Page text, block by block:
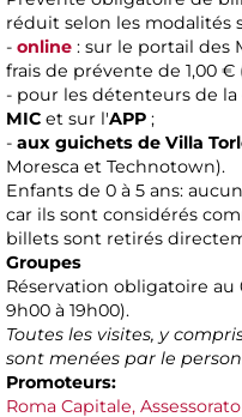
réduit selon les modalités
- online : sur le portail des
frais de prévente de 1,00
- pour les détenteurs de la
MIC et sur l'APP ;
- aux guichets de Villa
Moresca et Technotown).
Enfants de 0 à 5 ans:
car ils sont considérés
billets sont retirés
Groupes
Réservation obligatoire
9h00 à 19h00).
Toutes les visites, y
sont menées par le
Promoteurs:
Roma Capitale,